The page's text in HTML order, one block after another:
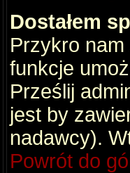
Dostałem
Przykro
funkcje
Prześlij
jest by
nadawcy).
Powrót do